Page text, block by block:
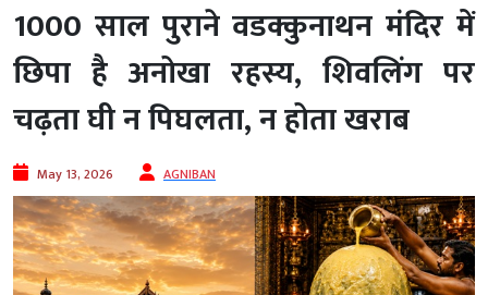
1000 साल पुराने वडक्कुनाथन मंदिर में
छिपा है अनोखा रहस्य, शिवलिंग पर
चढ़ता घी न पिघलता, न होता खराब
May 13, 2026 AGNIBAN